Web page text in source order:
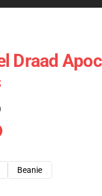
Draad
Beanie